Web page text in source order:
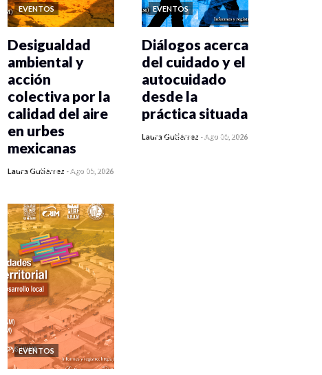
EVENTOS
0 veces compartido
Desigualdad
ambiental y
acción
colectiva por la
calidad del aire
en urbes
mexicanas
Laura Gutiérrez -Ago 05, 2026
EVENTOS
0 veces compartido
Diálogos acerca
del cuidado y el
autocuidado
desde la
práctica situada
Laura Gutiérrez -Ago 05, 2026
EVENTOS